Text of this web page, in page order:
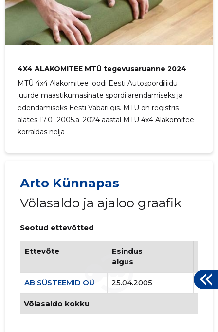
4X4 ALAKOMITEE MTÜ tegevusaruanne 2024
MTÜ 4x4 Alakomitee loodi Eesti Autospordiliidu
juurde maastikumasinate spordi arendamiseks ja
edendamiseks Eesti Vabariigis. MTÜ on registris
alates 17.01.2005.a. 2024 aastal MTÜ 4x4 Alakomitee
korraldas nelja
Arto Künnapas
Võlasaldo ja ajaloo graafik
Seotud ettevõtted
Ettevõte
Esindus
algus
ABISÜSTEEMID OÜ 25.04.2005 ..
Võlasaldo kokku